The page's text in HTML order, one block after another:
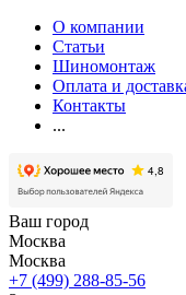
О компании
Статьи
Шиномонтаж
Оплата и
Контакты
...
Ваш город
Москва
Москва
+7 (499) 288-85-56